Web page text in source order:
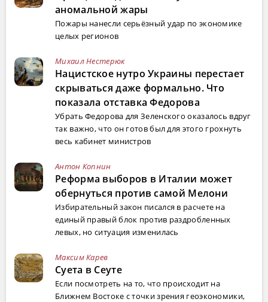
аномальной жары
Пожары нанесли серьёзный удар по экономике
целых регионов
Михаил Нестерюк
Нацистское нутро Украины перестает
скрываться даже формально. Что
показала отставка Федорова
Убрать Федорова для Зеленского оказалось вдруг
так важно, что он готов был для этого грохнуть
весь кабинет министров
Антон Копнин
Реформа выборов в Италии может
обернуться против самой Мелони
Избирательный закон писался в расчете на
единый правый блок против раздробленных
левых, но ситуация изменилась
Максим Карев
Суета в Сеуте
Если посмотреть на то, что происходит на
Ближнем Востоке с точки зрения геоэкономики,